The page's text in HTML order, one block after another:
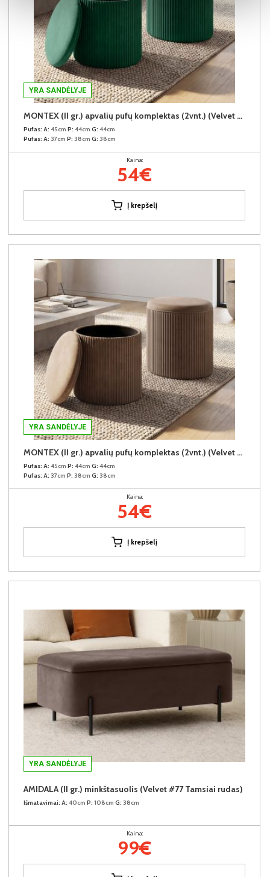
YRA SANDĖLYJE
MONTEX (II gr.) apvalių pufų komplektas (2vnt.) (Velvet #65 Žalias)
Pufas: A: 45cm P: 44cm G: 44cm
Pufas: A: 37cm P: 38cm G: 38cm
Kaina:
54€
Į krepšelį
YRA SANDĖLYJE
MONTEX (II gr.) apvalių pufų komplektas (2vnt.) (Velvet #31 Rudas)
Pufas: A: 45cm P: 44cm G: 44cm
Pufas: A: 37cm P: 38cm G: 38cm
Kaina:
54€
Į krepšelį
YRA SANDĖLYJE
AMIDALA (II gr.) minkštasuolis (Velvet #77 Tamsiai rudas)
Išmatavimai: A: 40cm P: 108cm G: 38cm
Kaina:
99€